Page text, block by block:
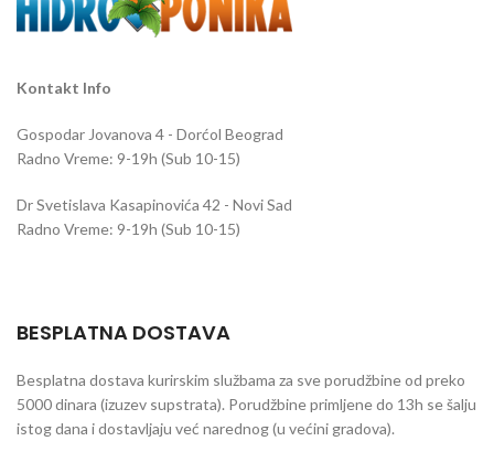
Kontakt Info
Gospodar Jovanova 4 - Dorćol Beograd
Radno Vreme: 9-19h (Sub 10-15)
Dr Svetislava Kasapinovića 42 - Novi Sad
Radno Vreme: 9-19h (Sub 10-15)
BESPLATNA DOSTAVA
Besplatna dostava kurirskim službama za sve porudžbine od preko
5000 dinara (izuzev supstrata). Porudžbine primljene do 13h se šalju
istog dana i dostavljaju već narednog (u većini gradova).